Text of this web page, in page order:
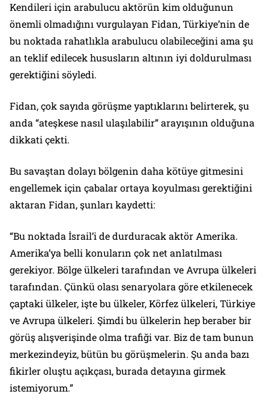
Kendileri için arabulucu aktörün kim olduğunun
önemli olmadığını vurgulayan Fidan, Türkiye’nin de
bu noktada rahatlıkla arabulucu olabileceğini ama şu
an teklif edilecek hususların altının iyi doldurulması
gerektiğini söyledi.
Fidan, çok sayıda görüşme yaptıklarını belirterek, şu
anda “ateşkese nasıl ulaşılabilir” arayışının olduğuna
dikkati çekti.
Bu savaştan dolayı bölgenin daha kötüye gitmesini
engellemek için çabalar ortaya koyulması gerektiğini
aktaran Fidan, şunları kaydetti:
“Bu noktada İsrail’i de durduracak aktör Amerika.
Amerika’ya belli konuların çok net anlatılması
gerekiyor. Bölge ülkeleri tarafından ve Avrupa ülkeleri
tarafından. Çünkü olası senaryolara göre etkilenecek
çaptaki ülkeler, işte bu ülkeler, Körfez ülkeleri, Türkiye
ve Avrupa ülkeleri. Şimdi bu ülkelerin hep beraber bir
görüş alışverişinde olma trafiği var. Biz de tam bunun
merkezindeyiz, bütün bu görüşmelerin. Şu anda bazı
fikirler oluştu açıkçası, burada detayına girmek
istemiyorum.”